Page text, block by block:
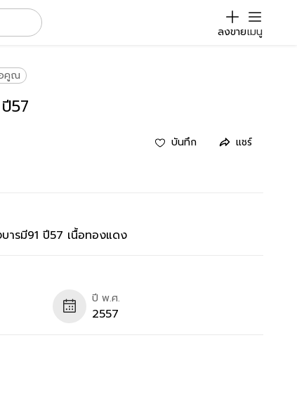
ลงขายเมนู
คูณ
57
บันทึก แชร์
รมี91 ปี57 เนื้อทองแดง
ปี พ.ศ.
2557